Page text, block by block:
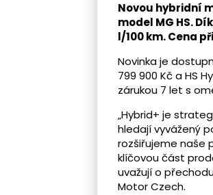
Novou hybridní
model MG HS.
l/100 km. Cena
Novinka je
799 900 Kč a HS
zárukou 7 let s
„Hybrid+ je
hledají vyvážený
rozšiřujeme naše
klíčovou část
uvažují o
Motor Czech.